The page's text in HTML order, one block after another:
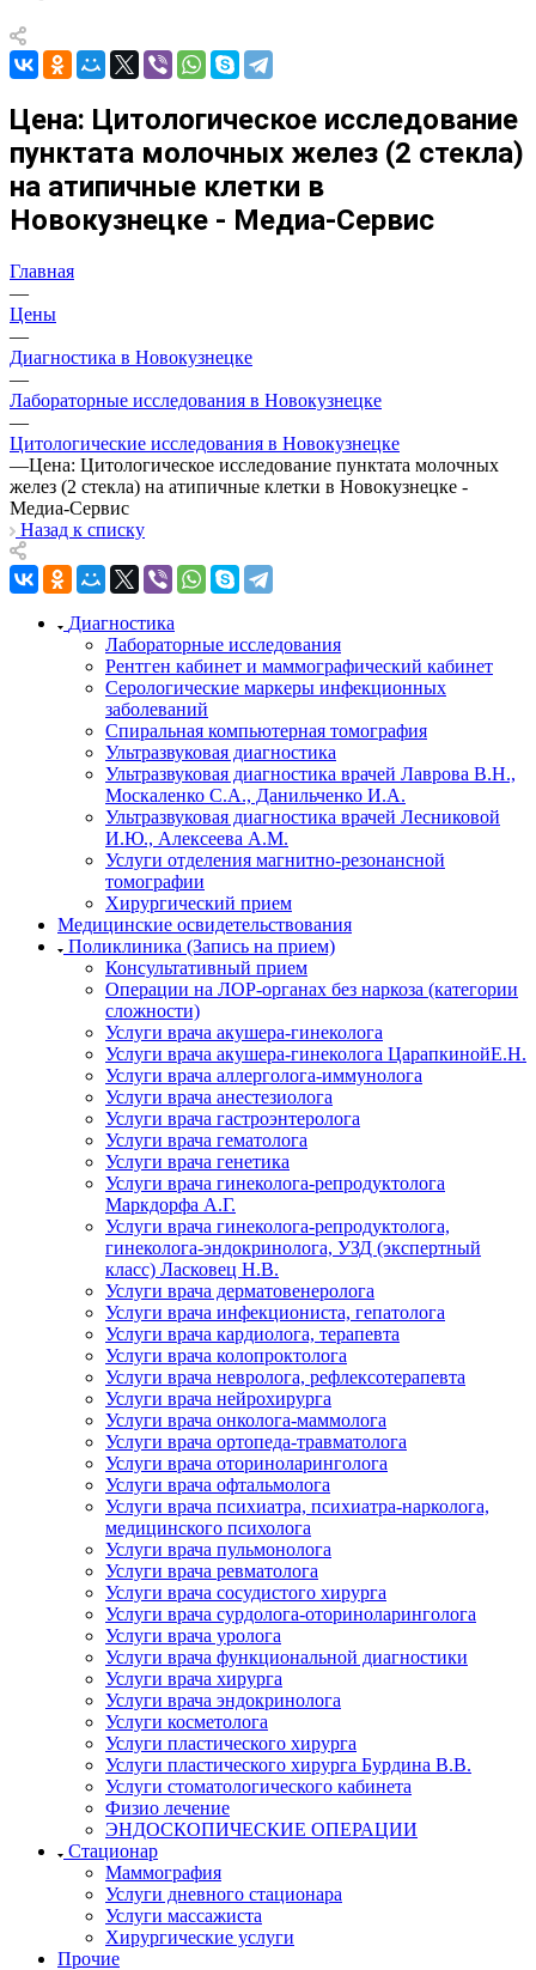
Цена: Цитологическое исследование
пунктата молочных желез (2 стекла)
на атипичные клетки в
Новокузнецке - Медиа-Сервис
Главная
—
Цены
—
Диагностика в Новокузнецке
—
Лабораторные исследования в Новокузнецке
—
Цитологические исследования в Новокузнецке
—Цена: Цитологическое исследование пунктата молочных
желез (2 стекла) на атипичные клетки в Новокузнецке -
Медиа-Сервис
Назад к списку
Диагностика
Лабораторные исследования
Рентген кабинет и маммографический кабинет
Серологические маркеры инфекционных
заболеваний
Спиральная компьютерная томография
Ультразвуковая диагностика
Ультразвуковая диагностика врачей Лаврова В.Н.,
Москаленко С.А., Данильченко И.А.
Ультразвуковая диагностика врачей Лесниковой
И.Ю., Алексеева А.М.
Услуги отделения магнитно-резонансной
томографии
Хирургический прием
Медицинские освидетельствования
Поликлиника (Запись на прием)
Консультативный прием
Операции на ЛОР-органах без наркоза (категории
сложности)
Услуги врача акушера-гинеколога
Услуги врача акушера-гинеколога ЦарапкинойЕ.Н.
Услуги врача аллерголога-иммунолога
Услуги врача анестезиолога
Услуги врача гастроэнтеролога
Услуги врача гематолога
Услуги врача генетика
Услуги врача гинеколога-репродуктолога
Маркдорфа А.Г.
Услуги врача гинеколога-репродуктолога,
гинеколога-эндокринолога, УЗД (экспертный
класс) Ласковец Н.В.
Услуги врача дерматовенеролога
Услуги врача инфекциониста, гепатолога
Услуги врача кардиолога, терапевта
Услуги врача колопроктолога
Услуги врача невролога, рефлексотерапевта
Услуги врача нейрохирурга
Услуги врача онколога-маммолога
Услуги врача ортопеда-травматолога
Услуги врача оториноларинголога
Услуги врача офтальмолога
Услуги врача психиатра, психиатра-нарколога,
медицинского психолога
Услуги врача пульмонолога
Услуги врача ревматолога
Услуги врача сосудистого хирурга
Услуги врача сурдолога-оториноларинголога
Услуги врача уролога
Услуги врача функциональной диагностики
Услуги врача хирурга
Услуги врача эндокринолога
Услуги косметолога
Услуги пластического хирурга
Услуги пластического хирурга Бурдина В.В.
Услуги стоматологического кабинета
Физио лечение
ЭНДОСКОПИЧЕСКИЕ ОПЕРАЦИИ
Стационар
Маммография
Услуги дневного стационара
Услуги массажиста
Хирургические услуги
Прочие